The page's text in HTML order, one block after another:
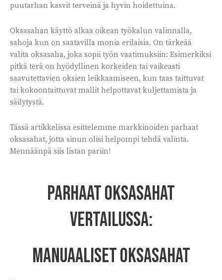
puutarhan kasvit terveinä ja hyvin hoidettuina.
Oksasahan käyttö alkaa oikean työkalun valinnalla,
sahoja kun on saatavilla monia erilaisia. On tärkeää
valita oksasaha, joka sopii työn vaatimuksiin: Esimerkiksi
pitkä terä on hyödyllinen korkeiden tai vaikeasti
saavutettavien oksien leikkaamiseen, kun taas taittuvat
tai kokoontaittuvat mallit helpottavat kuljettamista ja
säilytystä.
Tässä artikkelissa esittelemme markkinoiden parhaat
oksasahat, jotta sinun olisi helpompi tehdä valinta.
Mennäänpä siis listan pariin!
Parhaat oksasahat
vertailussa:
Manuaaliset oksasahat